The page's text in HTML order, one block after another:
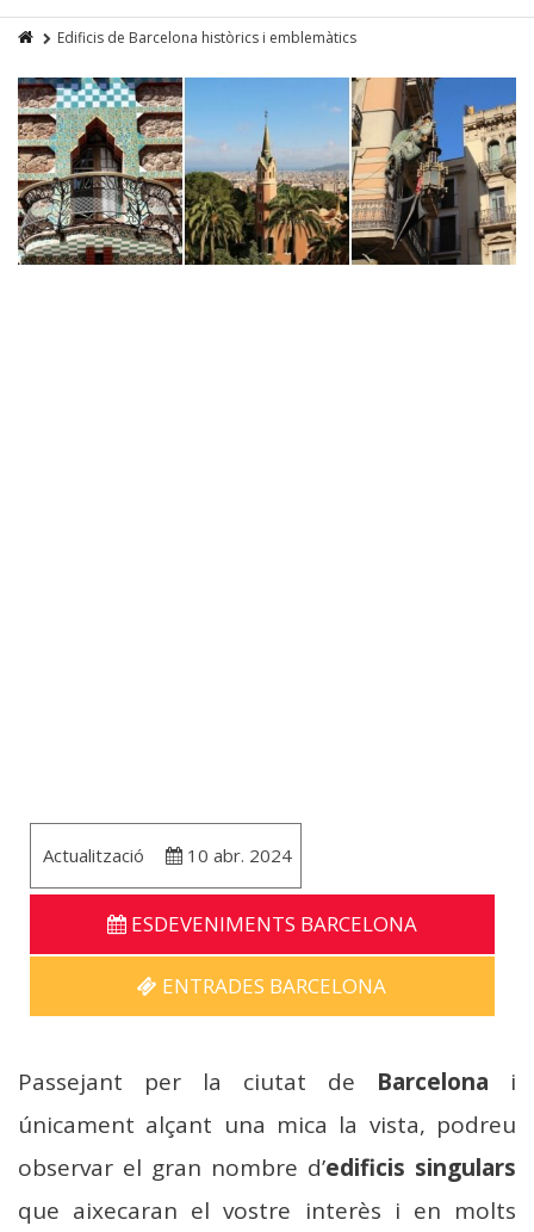
Edificis de Barcelona històrics i emblemàtics
Actualització 10 abr. 2024
ESDEVENIMENTS BARCELONA
ENTRADES BARCELONA
Passejant per la ciutat de Barcelona i
únicament alçant una mica la vista, podreu
observar el gran nombre d’edificis singulars
que aixecaran el vostre interès i en molts